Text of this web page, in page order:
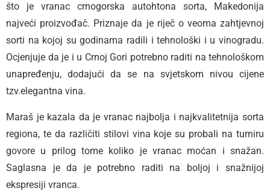
što je vranac crnogorska autohtona sorta, Makedonija
najveći proizvođač. Priznaje da je riječ o veoma zahtjevnoj
sorti na kojoj su godinama radili i tehnološki i u vinogradu.
Ocjenjuje da je i u Crnoj Gori potrebno raditi na tehnološkom
unapređenju, dodajući da se na svjetskom nivou cijene
tzv.elegantna vina.
Maraš je kazala da je vranac najbolja i najkvalitetnija sorta
regiona, te da različiti stilovi vina koje su probali na turniru
govore u prilog tome koliko je vranac moćan i snažan.
Saglasna je da je potrebno raditi na boljoj i snažnijoj
ekspresiji vranca.